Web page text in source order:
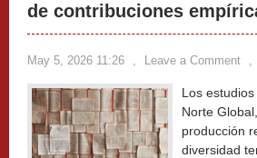
de contribuciones
May 5, 2026 11:26 , Leave a Comment ,
Los
Norte
producción
diversidad